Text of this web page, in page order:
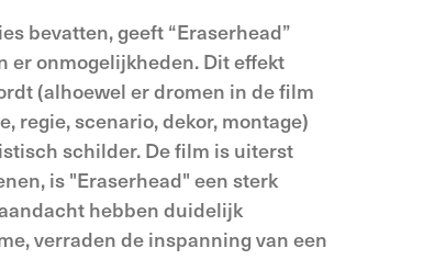
bevatten, geeft “Eraserhead”
onmogelijkheden. Dit effekt
(alhoewel er dromen in de film
regie, scenario, dekor, montage)
schilder. De film is uiterst
is "Eraserhead" een sterk
hebben duidelijk
verraden de inspanning van een